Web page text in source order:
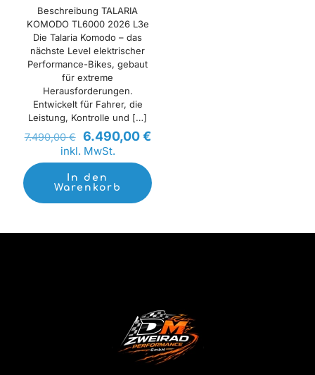
Beschreibung TALARIA
KOMODO TL6000 2026 L3e
Die Talaria Komodo – das
nächste Level elektrischer
Performance-Bikes, gebaut
für extreme
Herausforderungen.
Entwickelt für Fahrer, die
Leistung, Kontrolle und […]
7.490,00€
Ursprünglicher
Preis
war:
7.490,00 €
6.490,00€Aktueller
6.490,00 €.
inkl. MwSt.
In den
Warenkorb